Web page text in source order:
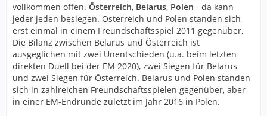
vollkommen offen. Österreich, Belarus, Polen - da kann
jeder jeden besiegen. Österreich und Polen standen sich
erst einmal in einem Freundschaftsspiel 2011 gegenüber,
Die Bilanz zwischen Belarus und Österreich ist
ausgeglichen mit zwei Unentschieden (u.a. beim letzten
direkten Duell bei der EM 2020), zwei Siegen für Belarus
und zwei Siegen für Österreich. Belarus und Polen standen
sich in zahlreichen Freundschaftsspielen gegenüber, aber
in einer EM-Endrunde zuletzt im Jahr 2016 in Polen.